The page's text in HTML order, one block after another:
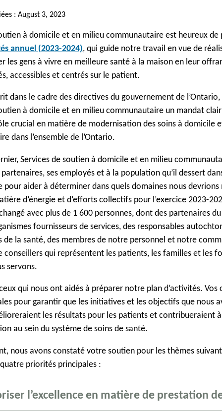
: August 3, 2023
à domicile et en milieu communautaire est heureux de
annuel (2023-2024), qui guide notre travail en vue de
les gens à vivre en meilleure santé à la maison en leur
accessibles et centrés sur le patient.
dans le cadre des directives du gouvernement de
à domicile et en milieu communautaire un mandat
crucial en matière de modernisation des soins à domicile
dans l’ensemble de l’Ontario.
Services de soutien à domicile et en milieu
partenaires, ses employés et à la population qu’il dessert
pour aider à déterminer dans quels domaines nous devrions
d’énergie et d’efforts collectifs pour l’exercice 2023-
avec plus de 1 600 personnes, dont des partenaires
fournisseurs de services, des responsables
de la santé, des membres de notre personnel et notre
conseillers qui représentent les patients, les familles et les
servons.
qui nous ont aidés à préparer notre plan d’activités. Vos
pour garantir que les initiatives et les objectifs que nous
les résultats pour les patients et contribueraient
au sein du système de soins de santé.
nous avons constaté votre soutien pour les thèmes
priorités principales :
l’excellence en matière de prestation